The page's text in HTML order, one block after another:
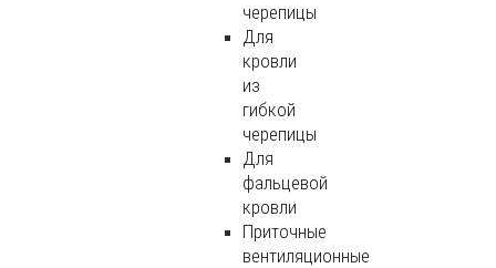
черепицы
Для
кровли
из
гибкой
черепицы
Для
фальцевой
кровли
Приточные
вентиляционные